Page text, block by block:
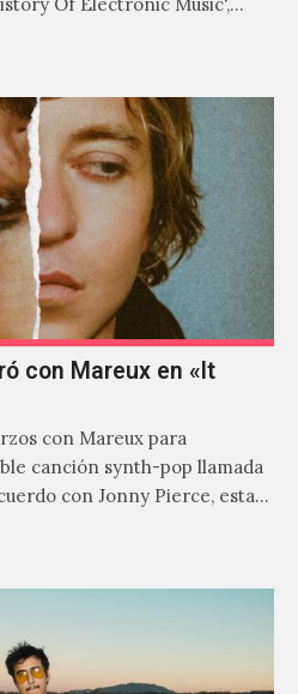
Of Electronic Music',
con Mareux en «It
con Mareux para
canción synth-pop llamada
con Jonny Pierce, esta